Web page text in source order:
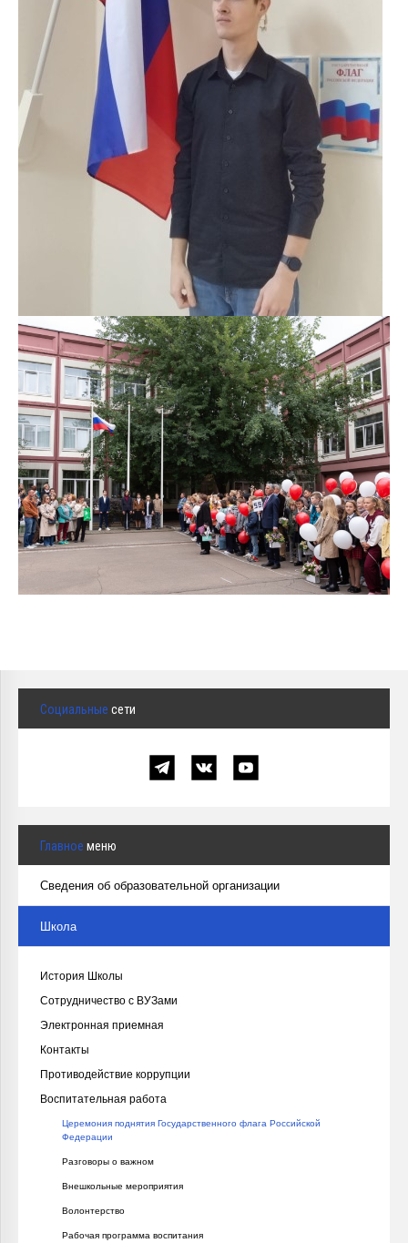
Социальные сети
Главное меню
Сведения об образовательной организации
Школа
История Школы
Сотрудничество с ВУЗами
Электронная приемная
Контакты
Противодействие коррупции
Воспитательная работа
Церемония поднятия Государственного флага Российской
Федерации
Разговоры о важном
Внешкольные мероприятия
Волонтерство
Рабочая программа воспитания